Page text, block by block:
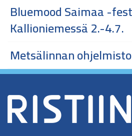
Bluemood Saimaa -
Kallioniemessä 2.-4.7.
Metsälinnan